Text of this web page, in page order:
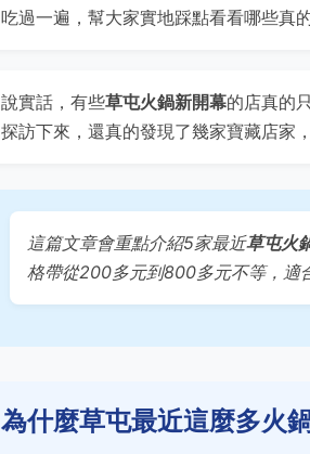
吃過一遍，幫大家實地踩點看看哪些真
說實話，有些草屯火鍋新開幕的店真的
探訪下來，還真的發現了幾家寶藏店家
這篇文章會重點介紹5家最近草屯火
格帶從200多元到800多元不等，適
為什麼草屯最近這麼多火